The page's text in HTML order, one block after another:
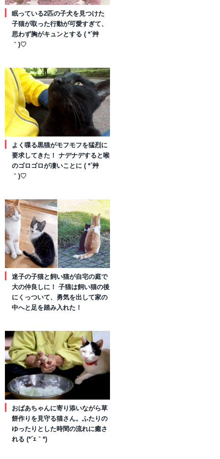
眠っている2匹の子犬を見つけた
子猫が取った行動が可愛すぎて、
思わず胸がキュンとする ( *´艸
｀)♡
よく喋る黒猫がモフモフを猛烈に
要求してきた！ ナデナデすると喉
のゴロゴロが凄いことに ( *´艸
｀)♡
迷子の子猫と飼い猫が自宅の庭で
大の仲良しに！ 子猫は飼い猫の後
にくっついて、勇気を出して家の
中へと足を踏み入れた！
おばあちゃんに寄り添いながら草
餅作りを見守る猫さん。ふたりの
ゆったりとした時間の流れに癒さ
れる (*´ｪ｀*)